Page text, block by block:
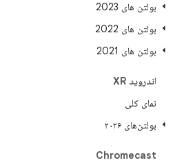
بولتن های 2023
بولتن های 2022
بولتن های 2021
اندروید XR
نمای کلی
بولتن‌های ۲۰۲۶
Chromecast